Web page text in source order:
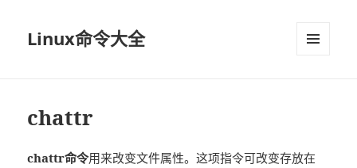
Linux命令大全
chattr
chattr命令用来改变文件属性。这项指令可改变存放在